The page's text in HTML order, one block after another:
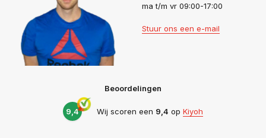
ma t/m vr 09:00-17:00
Stuur ons een e-mail
Beoordelingen
9,4 Wij scoren een 9,4 op Kiyoh